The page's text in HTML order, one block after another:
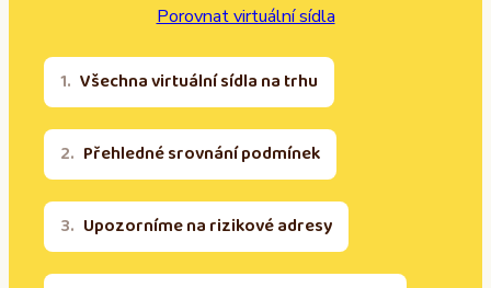
Porovnat virtuální sídla
Všechna virtuální sídla na trhu
Přehledné srovnání podmínek
Upozorníme na rizikové adresy